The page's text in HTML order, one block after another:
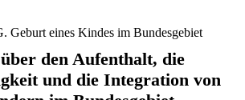
Geburt eines Kindes im Bundesgebiet
den Aufenthalt, die
und die Integration von